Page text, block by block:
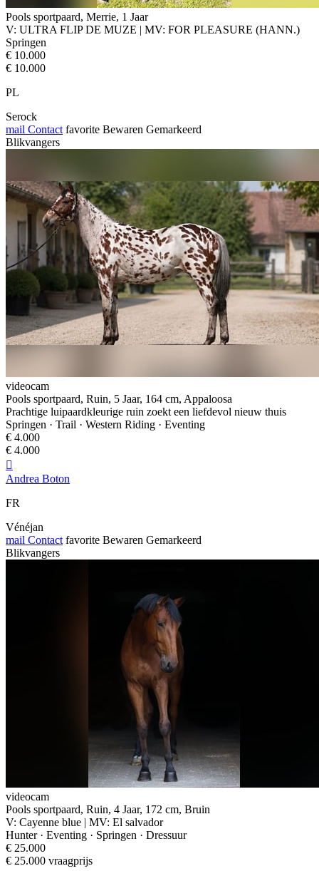
Pools sportpaard, Merrie, 1 Jaar
V: ULTRA FLIP DE MUZE | MV: FOR PLEASURE (HANN.)
Springen
€ 10.000
€ 10.000
PL
Serock
mail Contact favorite Bewaren Gemarkeerd
Blikvangers
videocam
Pools sportpaard, Ruin, 5 Jaar, 164 cm, Appaloosa
Prachtige luipaardkleurige ruin zoekt een liefdevol nieuw thuis
Springen · Trail · Western Riding · Eventing
€ 4.000
€ 4.000

Andrea Boton
FR
Vénéjan
mail Contact favorite Bewaren Gemarkeerd
Blikvangers
videocam
Pools sportpaard, Ruin, 4 Jaar, 172 cm, Bruin
V: Cayenne blue | MV: El salvador
Hunter · Eventing · Springen · Dressuur
€ 25.000
€ 25.000 vraagprijs